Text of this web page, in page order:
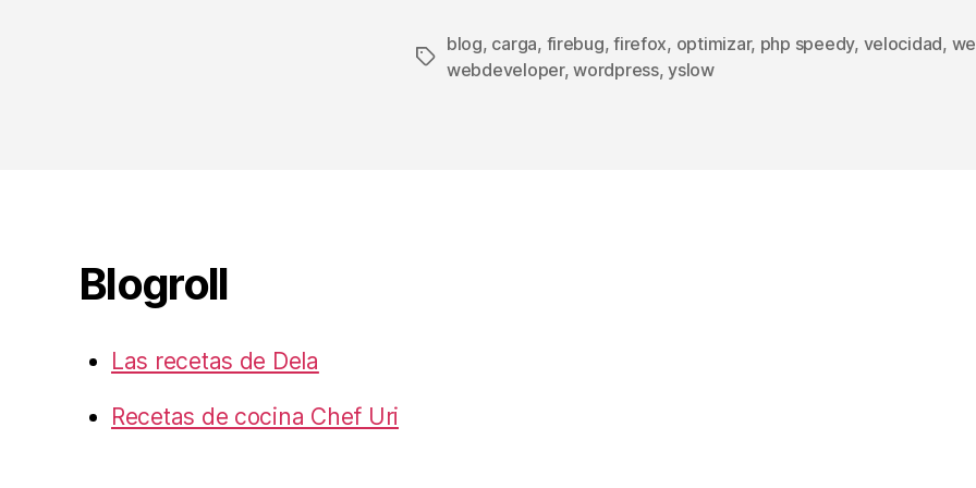
Etiquetas
blog, carga, firebug,firefox, optimizar, php speedy, velocidad,
webdeveloper,wordpress,yslow
Blogroll
Las recetas de Dela
Recetas de cocina Chef Uri